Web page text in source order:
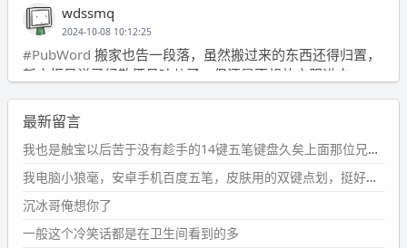
wdssmq
2024-10-08 10:12:25
#PubWord 搬家也告一段落，虽然搬过来的东西还得归置，
新衣柜虽说已经散俩月味儿了，但还是不想放衣服进去。
wdssmq
2024-09-23 21:00:49
#PubWord要不我每年汇总整理一次？？碎雨集_沉冰浮水_
第1页https://www.wdssmq.com/tag/%E7%A2%8E%E9%9
B%A8%E9%9B%86/
wdssmq
2024-09-23 20:58:40
最新留言
我也是触宝以后苦于没有趁手的14键五笔键盘久矣上面那位兄台用的百度双键点划布局我也用过很久，那个皮肤做得很粗糙，个别键位的触发区域是错位的，快速打字时很容易出错，修改它的皮肤文件校正后勉强能用，但早年出的皮肤分辨率太低，实在谈不上美观。百度小米定制版的商店里有一个"小黑板"皮肤还不错(百度官方输入法商店里没有)，但那个风格我不喜欢这两天找到了一个叫"森林集"的公众号，开发了海量的皮肤，很多都有14键版本，付费但很便宜，几块钱，终于有自己满意的输入法了搜了一下，这个工作室还是百度的官方合作伙伴，不知道为什么14键作品都不在官方商店上架，难道是百度官方在刻意放弃14键？
我电脑小狼毫，安卓手机百度五笔，皮肤用的双键点划，挺好的。
沉冰哥俺想你了
一般这个冷笑话都是在卫生间看到的多